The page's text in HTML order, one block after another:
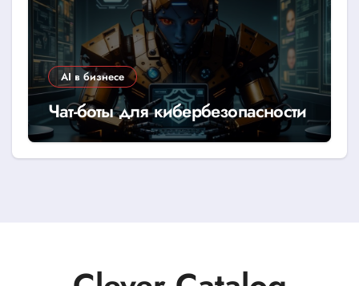
AI в бизнесе
Чат-боты для кибербезопасности